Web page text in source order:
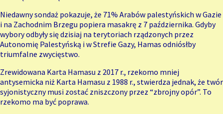
Niedawny sondaż pokazuje, że 71% Arabów palestyńskich w Gazie
i na Zachodnim Brzegu popiera masakrę z 7 października. Gdyby
wybory odbyły się dzisiaj na terytoriach rządzonych przez
Autonomię Palestyńską i w Strefie Gazy, Hamas odniósłby
triumfalne zwycięstwo.
Zrewidowana Karta Hamasu z 2017 r., rzekomo mniej
antysemicka niż Karta Hamasu z 1988 r., stwierdza jednak, że twór
syjonistyczny musi zostać zniszczony przez “zbrojny opór”. To
rzekomo ma być poprawa.